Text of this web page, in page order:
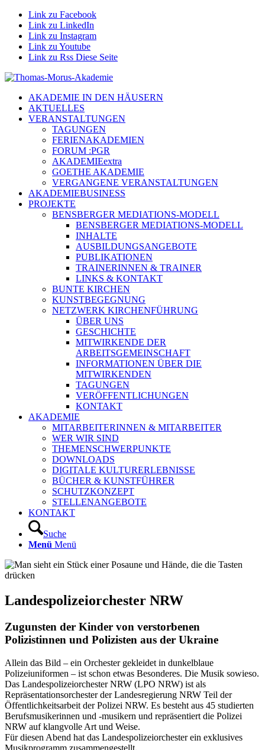
Link zu Facebook
Link zu LinkedIn
Link zu Instagram
Link zu Youtube
Link zu Rss Diese Seite
AKADEMIE IN DEN HÄUSERN
AKTUELLES
VERANSTALTUNGEN
TAGUNGEN
FERIENAKADEMIEN
FORUM :PGR
AKADEMIEextra
GOETHE AKADEMIE
VERGANGENE VERANSTALTUNGEN
AKADEMIEBUSINESS
PROJEKTE
BENSBERGER MEDIATIONS-MODELL
BENSBERGER MEDIATIONS-MODELL
INHALTE
AUSBILDUNGSANGEBOTE
PUBLIKATIONEN
TRAINERINNEN & TRAINER
LINKS & KONTAKT
BUNTE KIRCHEN
KUNSTBEGEGNUNG
NETZWERK KIRCHENFÜHRUNG
ÜBER UNS
GESCHICHTE
MITWIRKENDE DER
ARBEITSGEMEINSCHAFT
INFORMATIONEN ÜBER DIE
MITWIRKENDEN
TAGUNGEN
VERÖFFENTLICHUNGEN
KONTAKT
AKADEMIE
MITARBEITERINNEN & MITARBEITER
WER WIR SIND
THEMENSCHWERPUNKTE
DOWNLOADS
DIGITALE KULTURERLEBNISSE
BÜCHER & KUNSTFÜHRER
SCHUTZKONZEPT
STELLENANGEBOTE
KONTAKT
Suche
Menü Menü
Landespolizeiorchester NRW
Zugunsten der Kinder von verstorbenen
Polizistinnen und Polizisten aus der Ukraine
Allein das Bild – ein Orchester gekleidet in dunkelblaue
Polizeiuniformen – ist schon etwas Besonderes. Die Musik sowieso.
Das Landespolizeiorchester NRW (LPO NRW) ist als
Repräsentationsorchester der Landesregierung NRW Teil der
Öffentlichkeitsarbeit der Polizei NRW. Es besteht aus 45 studierten
Berufsmusikerinnen und -musikern und repräsentiert die Polizei
NRW auf klangvolle Art und Weise.
Für diesen Abend hat das Landespolizeiorchester ein exklusives
Musikprogramm zusammengestellt.